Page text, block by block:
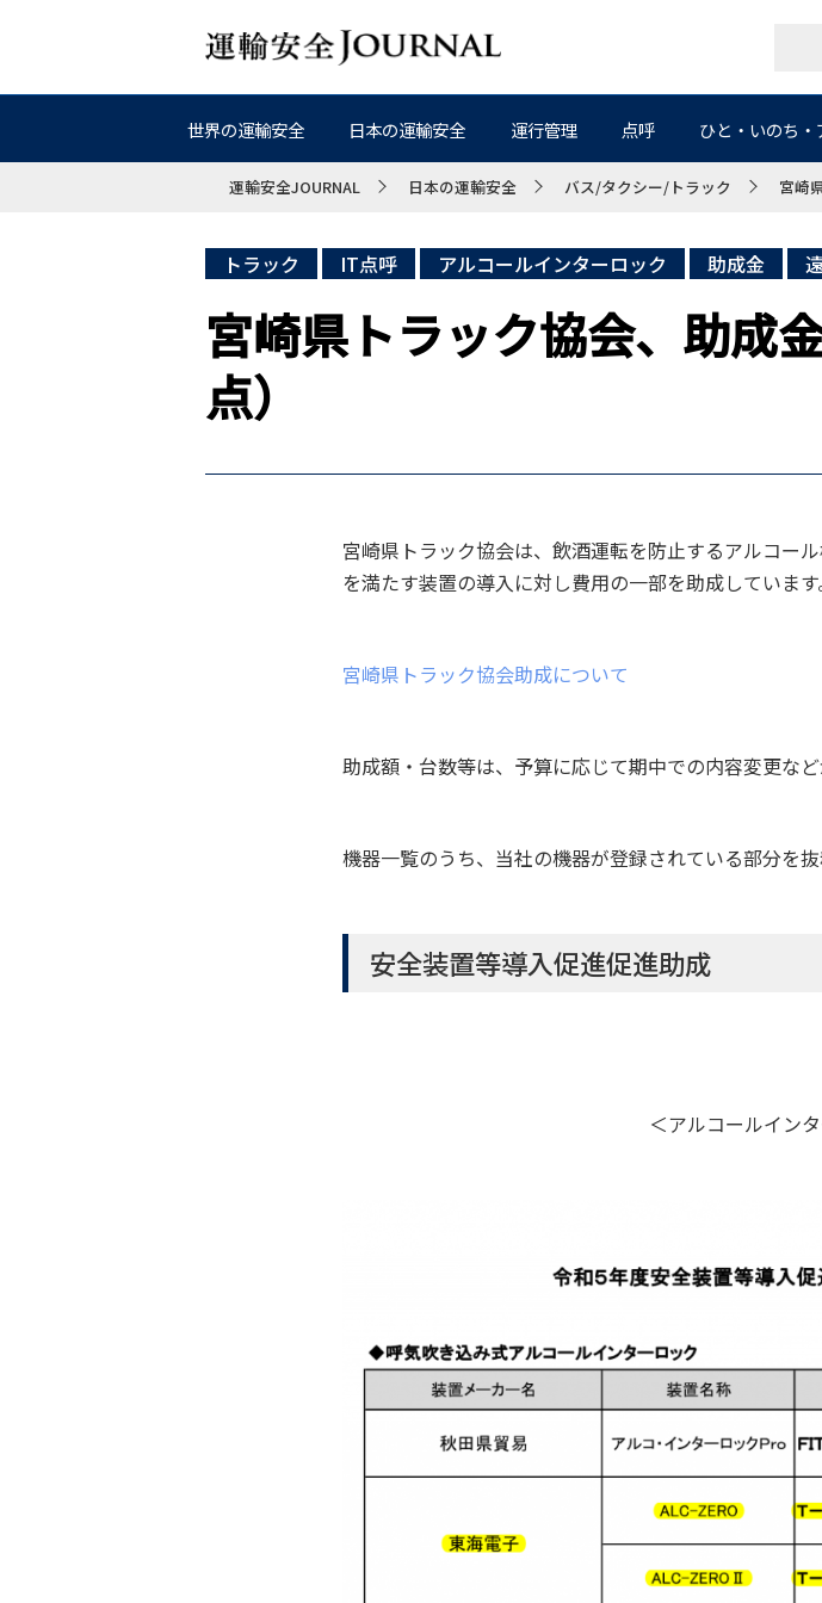
世界の運輸安全 日本の運輸安全 運行管理 点呼 ひと・いのち
運輸安全JOURNAL 日本の運輸安全 バス/タクシー/トラック 宮崎
トラック IT点呼 アルコールインターロック 助成金
宮崎県トラック協会、助成
点）
宮崎県トラック協会は、飲酒運転を防止するアルコー
を満たす装置の導入に対し費用の一部を助成しています
宮崎県トラック協会助成について
助成額・台数等は、予算に応じて期中での内容変更など
機器一覧のうち、当社の機器が登録されている部分を抜
安全装置等導入促進促進助成
＜アルコールイン